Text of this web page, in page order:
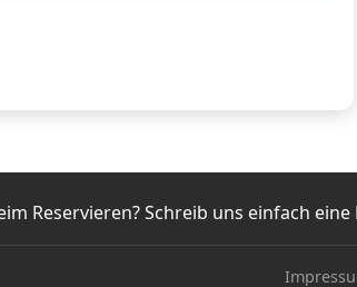
Reservieren? Schreib uns einfach eine